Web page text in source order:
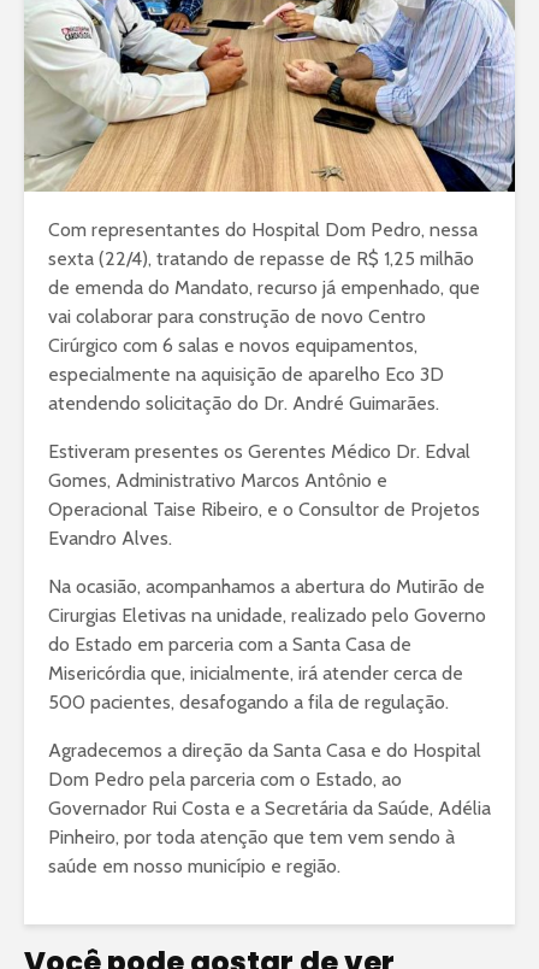
Com representantes do Hospital Dom Pedro, nessa
sexta (22/4), tratando de repasse de R$ 1,25 milhão
de emenda do Mandato, recurso já empenhado, que
vai colaborar para construção de novo Centro
Cirúrgico com 6 salas e novos equipamentos,
especialmente na aquisição de aparelho Eco 3D
atendendo solicitação do Dr. André Guimarães.
Estiveram presentes os Gerentes Médico Dr. Edval
Gomes, Administrativo Marcos Antônio e
Operacional Taise Ribeiro, e o Consultor de Projetos
Evandro Alves.
Na ocasião, acompanhamos a abertura do Mutirão de
Cirurgias Eletivas na unidade, realizado pelo Governo
do Estado em parceria com a Santa Casa de
Misericórdia que, inicialmente, irá atender cerca de
500 pacientes, desafogando a fila de regulação.
Agradecemos a direção da Santa Casa e do Hospital
Dom Pedro pela parceria com o Estado, ao
Governador Rui Costa e a Secretária da Saúde, Adélia
Pinheiro, por toda atenção que tem vem sendo à
saúde em nosso município e região.